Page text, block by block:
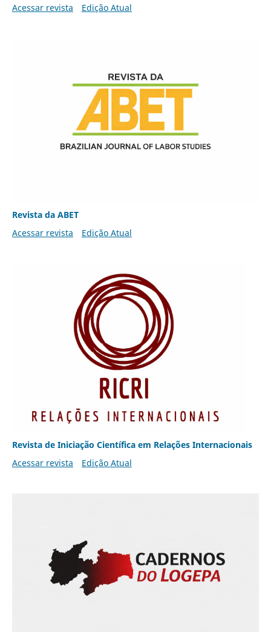
Acessar revista Edição Atual
Revista da ABET
Acessar revista
Edição Atual
Revista de Iniciação Científica em Relações Internacionais
Acessar revista
Edição Atual